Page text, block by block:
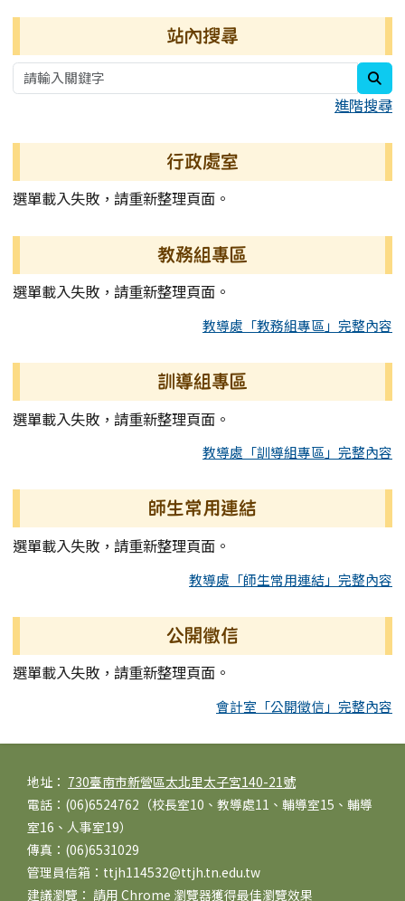
站內搜尋
進階搜尋
行政處室
選單載入失敗，請重新整理頁面。
教務組專區
選單載入失敗，請重新整理頁面。
教導處「教務組專區」完整內容
訓導組專區
選單載入失敗，請重新整理頁面。
教導處「訓導組專區」完整內容
師生常用連結
選單載入失敗，請重新整理頁面。
教導處「師生常用連結」完整內容
公開徵信
選單載入失敗，請重新整理頁面。
會計室「公開徵信」完整內容
頁尾區域內容
地址： 730臺南市新營區太北里太子宮140-21號
電話：(06)6524762（校長室10、教導處11、輔導室15、輔導
室16、人事室19）
傳真：(06)6531029
管理員信箱：ttjh114532@ttjh.tn.edu.tw
建議瀏覽： 請用 Chrome 瀏覽器獲得最佳瀏覽效果